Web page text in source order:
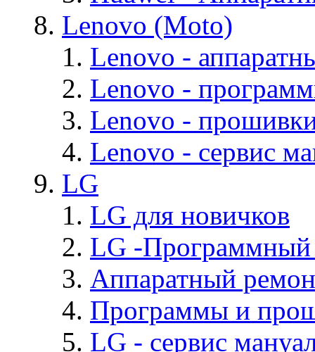
Lenovo (Moto)
Lenovo -
Lenovo -
Lenovo -
Lenovo - cервис
LG
LG для новичков
LG -Программный
Аппаратный
Программы и
LG - cервис